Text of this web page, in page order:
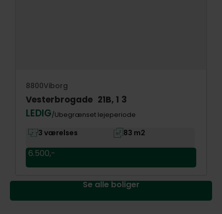
8800Viborg
Vesterbrogade 21B, 1 3
LEDIG/Ubegrænset lejeperiode
3 værelses 83 m2
6.500,-
Se alle boliger